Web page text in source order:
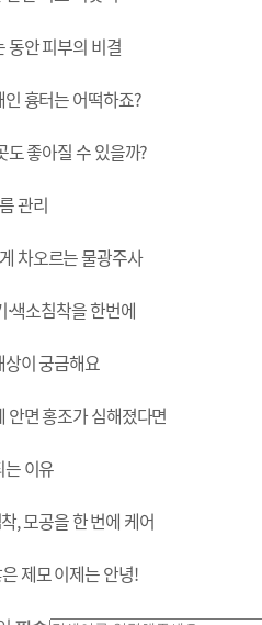
동안 피부의 비결
흉터는 어떡하죠?
도 좋아질 수 있을까?
관리
차오르는 물광주사
색소침착을 한번에
이 궁금해요
안면 홍조가 심해졌다면
이유
, 모공을 한 번에 케어
제모 이제는 안녕!